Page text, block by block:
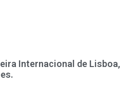
Internacional de Lisboa,